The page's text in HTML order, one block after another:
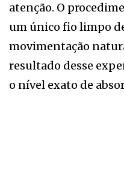
atenção. O
um único fio limpo
movimentação
resultado desse
o nível exato de